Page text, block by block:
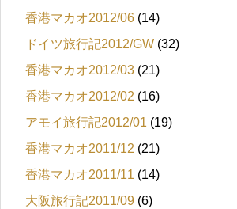
香港マカオ2012/06 (14)
ドイツ旅行記2012/GW (32)
香港マカオ2012/03 (21)
香港マカオ2012/02 (16)
アモイ旅行記2012/01 (19)
香港マカオ2011/12 (21)
香港マカオ2011/11 (14)
大阪旅行記2011/09 (6)